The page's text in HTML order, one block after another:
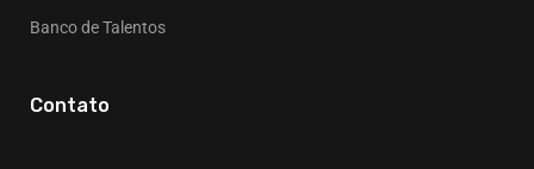
Banco de Talentos
Contato